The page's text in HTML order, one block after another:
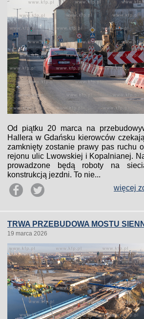
Od piątku 20 marca na
Hallera w Gdańsku kierowców
zamknięty zostanie prawy pas ruchu
rejonu ulic Lwowskiej i Kopalnianej.
prowadzone będą roboty na
konstrukcją jezdni. To nie...
więcej
TRWA PRZEBUDOWA MOSTU
19 marca 2026